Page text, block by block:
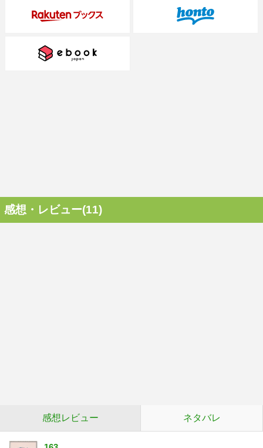
感想・レビュー(11)
感想レビュー ネタバレ